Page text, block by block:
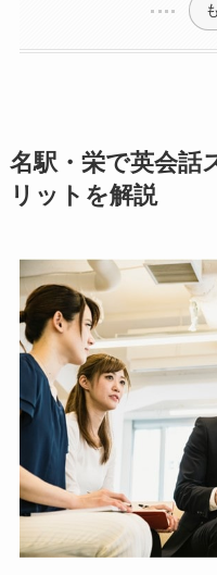
名駅・栄で英会話
リットを解説